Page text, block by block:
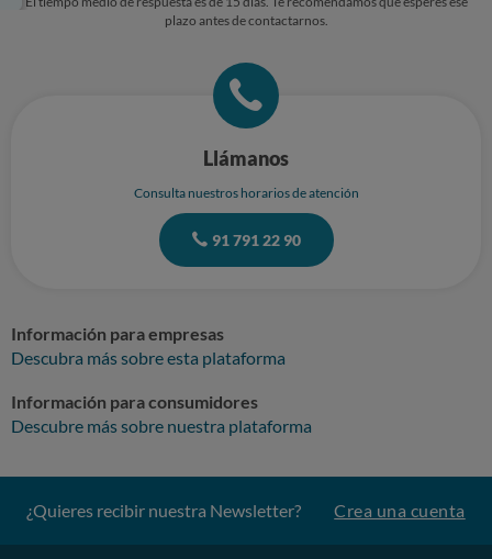
plazo antes de contactarnos.
Llámanos
Consulta nuestros horarios de atención
91 791 22 90
Información para empresas
Descubra más sobre esta plataforma
Información para consumidores
Descubre más sobre nuestra plataforma
¿Quieres recibir nuestra Newsletter? Crea una cuenta